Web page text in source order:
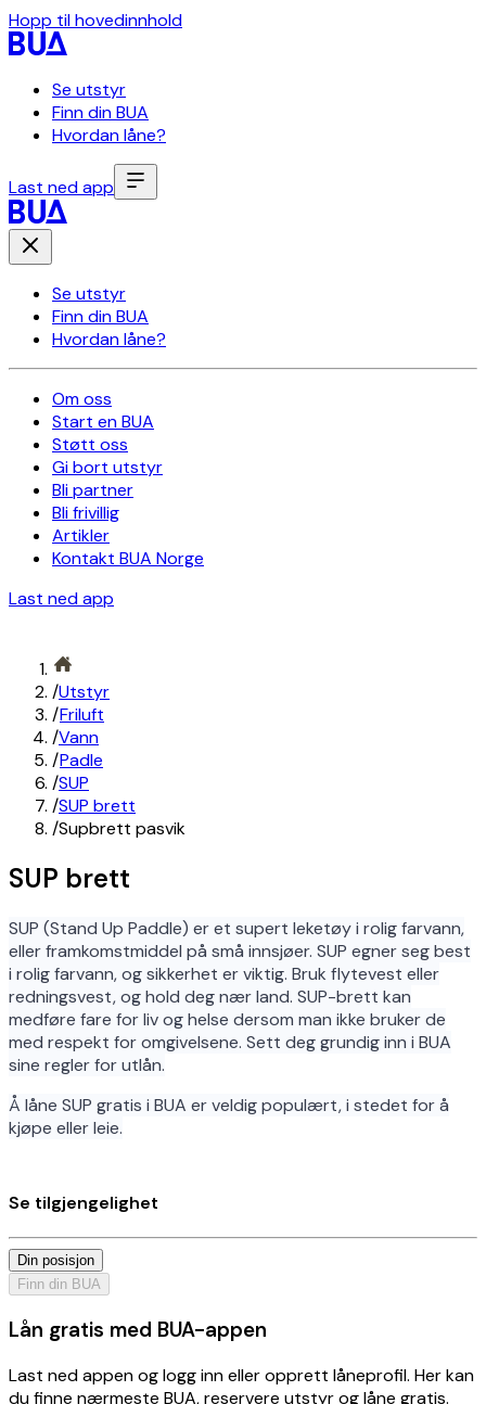
Hopp til hovedinnhold
Se utstyr
Finn din BUA
Hvordan låne?
Last ned app
Se utstyr
Finn din BUA
Hvordan låne?
Om oss
Start en BUA
Støtt oss
Gi bort utstyr
Bli partner
Bli frivillig
Artikler
Kontakt BUA Norge
Last ned app
/Utstyr
/Friluft
/Vann
/Padle
/SUP
/SUP brett
/Supbrett pasvik
SUP brett
SUP (Stand Up Paddle) er et supert leketøy i rolig farvann,
eller framkomstmiddel på små innsjøer. SUP egner seg best
i rolig farvann, og sikkerhet er viktig. Bruk flytevest eller
redningsvest, og hold deg nær land. SUP-brett kan
medføre fare for liv og helse dersom man ikke bruker de
med respekt for omgivelsene. Sett deg grundig inn i BUA
sine regler for utlån.
Å låne SUP gratis i BUA er veldig populært, i stedet for å
kjøpe eller leie.
Se tilgjengelighet
Din posisjon
Finn din BUA
Lån gratis med BUA-appen
Last ned appen og logg inn eller opprett låneprofil. Her kan
du finne nærmeste BUA, reservere utstyr og låne gratis.